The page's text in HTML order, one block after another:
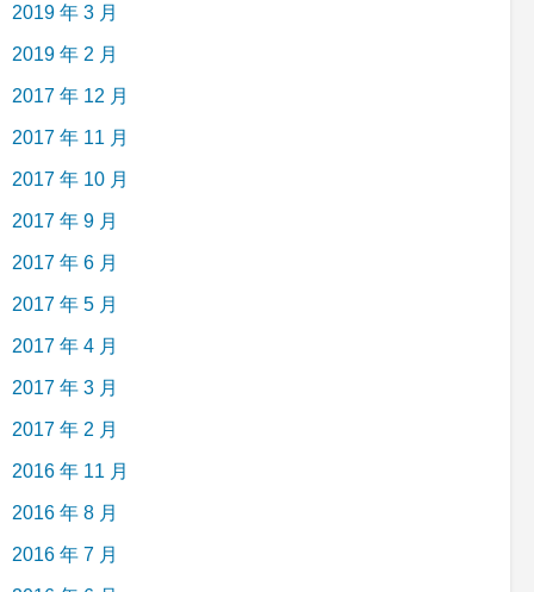
2019 年 3 月
2019 年 2 月
2017 年 12 月
2017 年 11 月
2017 年 10 月
2017 年 9 月
2017 年 6 月
2017 年 5 月
2017 年 4 月
2017 年 3 月
2017 年 2 月
2016 年 11 月
2016 年 8 月
2016 年 7 月